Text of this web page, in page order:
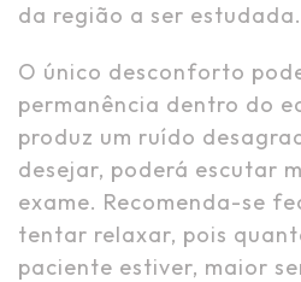
da região a ser estudada.
O único desconforto
permanência dentro do
produz um ruído
desejar, poderá escutar
exame. Recomenda-se
tentar relaxar, pois
paciente estiver, maior